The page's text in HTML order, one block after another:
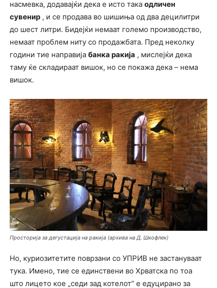
насмевка, додавајќи дека е исто така одличен
сувенир , и се продава во шишиња од два децилитри
до шест литри. Бидејќи немаат големо производство,
немаат проблем ниту со продажбата. Пред неколку
години тие направија банка ракија , мислејќи дека
таму ќе складираат вишок, но се покажа дека – нема
вишок.
Просторија за дегустација на ракија (архива на Д. Шкофлек)
Но, куриозитетите поврзани со УПРИВ не застануваат
тука. Имено, тие се единствени во Хрватска по тоа
што лицето кое „седи зад котелот“ е едуцирано за